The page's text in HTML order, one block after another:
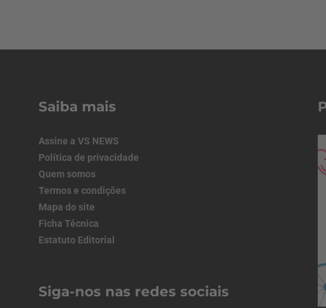
Saiba mais
Assine a VS NEWS
Política de privacidade
Quem somos
Termos e condições
Mapa do site
Ficha Técnica
Estatuto Editorial
Siga-nos nas redes sociais